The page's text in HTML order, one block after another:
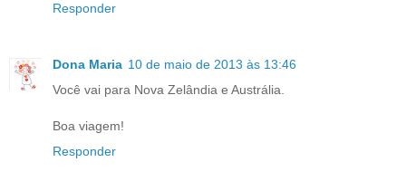
Responder
Dona Maria 10 de maio de 2013 às 13:46
Você vai para Nova Zelândia e Austrália.
Boa viagem!
Responder